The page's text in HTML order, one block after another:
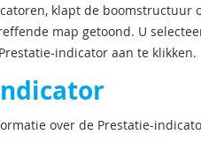
klapt de
map getoond. U
indicator aan te klikken.
over de Prestatie-